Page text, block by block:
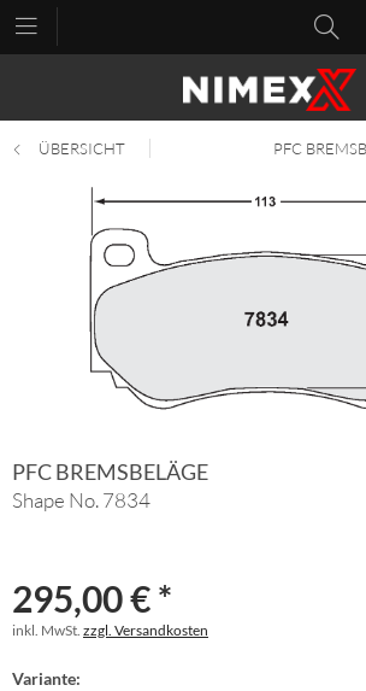
ÜBERSICHT PFC
PFC BREMSBELÄGE
Shape No. 7834
295,00 € *
inkl. MwSt. zzgl. Versandkosten
Variante: